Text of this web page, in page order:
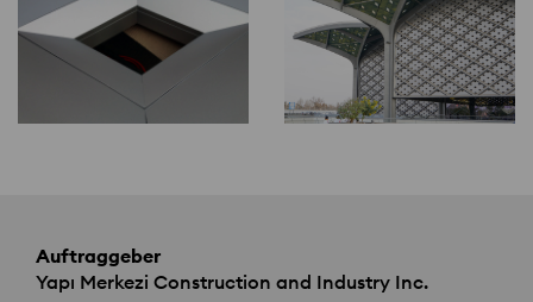
Auftraggeber
Yapı Merkezi Construction and Industry Inc.